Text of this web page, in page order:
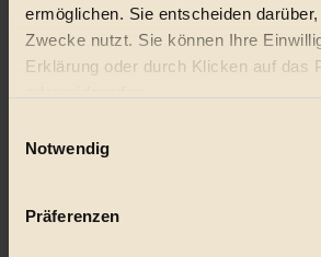
ermöglichen. Sie entscheiden
Zwecke nutzt. Sie können Ihre
Erklärung oder durch Klicken auf das
Wenn Sie es erlauben, würden wir
Ihr Gerät durch aktives
Notwendig
Präferenzen
Bio
Vegan